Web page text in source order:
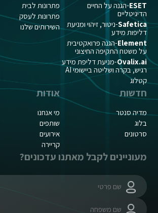
ESET-הגנה על החיים
הדיגיטליים
Safetica-ניטור, זיהוי ומניעת
דליפות מידע
Element-הגנה פרואקטיבית
על משטח התקיפה החיצוני
Ovalix.ai-מניעת דליפת מידע
רגיש, בקרה ושליטה ביישומי AI
קטלוג
פתרונות לבית
פתרונות לעסק
השירותים שלנו
חדשות
מדיה סנטר
בלוג
סרטונים
אודות
מי אנחנו
שותפים
אירועים
קריירה
מעוניינים לקבל מאתנו עדכונים?